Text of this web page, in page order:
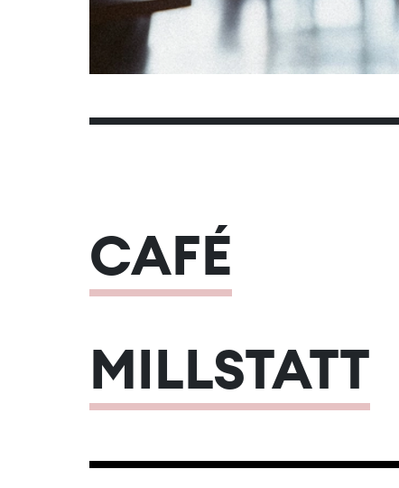
CAFÉ
MILLSTATT